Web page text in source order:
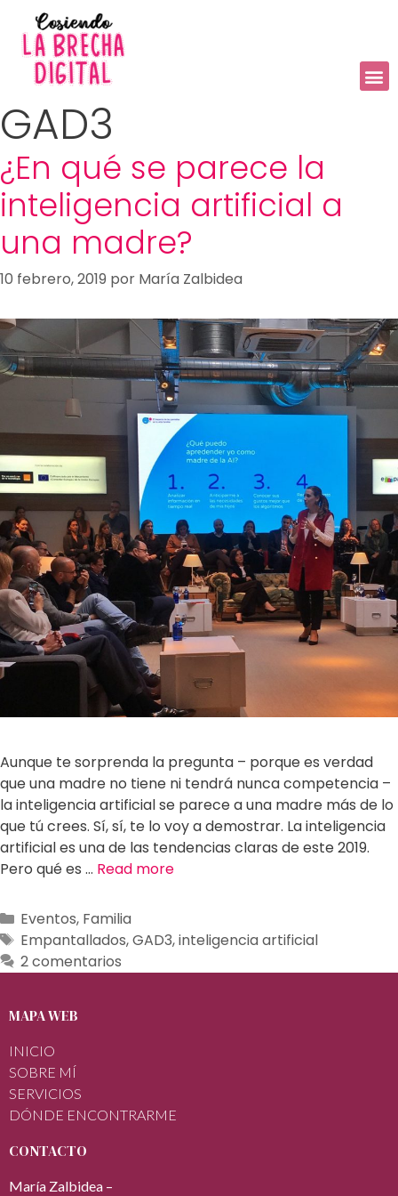
GAD3
¿En qué se parece la
inteligencia artificial a
una madre?
10 febrero, 2019 por María Zalbidea
Aunque te sorprenda la pregunta – porque es verdad
que una madre no tiene ni tendrá nunca competencia –
la inteligencia artificial se parece a una madre más de lo
que tú crees. Sí, sí, te lo voy a demostrar. La inteligencia
artificial es una de las tendencias claras de este 2019.
Pero qué es … Read more
Eventos, Familia
Empantallados,GAD3,inteligencia artificial
2 comentarios
MAPA WEB
INICIO
SOBRE MÍ
SERVICIOS
DÓNDE ENCONTRARME
CONTACTO
María Zalbidea –